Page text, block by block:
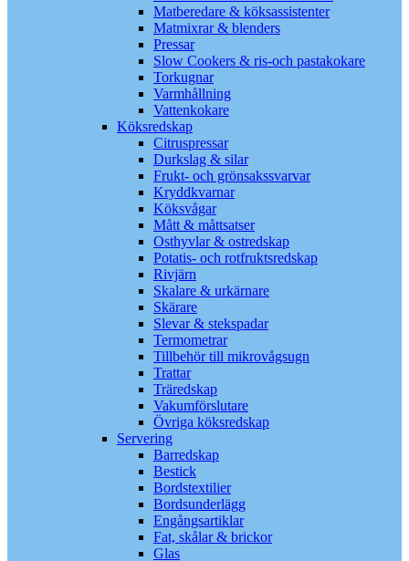
Matberedare & köksassistenter
Matmixrar & blenders
Pressar
Slow Cookers & ris-och pastakokare
Torkugnar
Varmhållning
Vattenkokare
Köksredskap
Citruspressar
Durkslag & silar
Frukt- och grönsakssvarvar
Kryddkvarnar
Köksvågar
Mått & måttsatser
Osthyvlar & ostredskap
Potatis- och rotfruktsredskap
Rivjärn
Skalare & urkärnare
Skärare
Slevar & stekspadar
Termometrar
Tillbehör till mikrovågsugn
Trattar
Träredskap
Vakumförslutare
Övriga köksredskap
Servering
Barredskap
Bestick
Bordstextilier
Bordsunderlägg
Engångsartiklar
Fat, skålar & brickor
Glas